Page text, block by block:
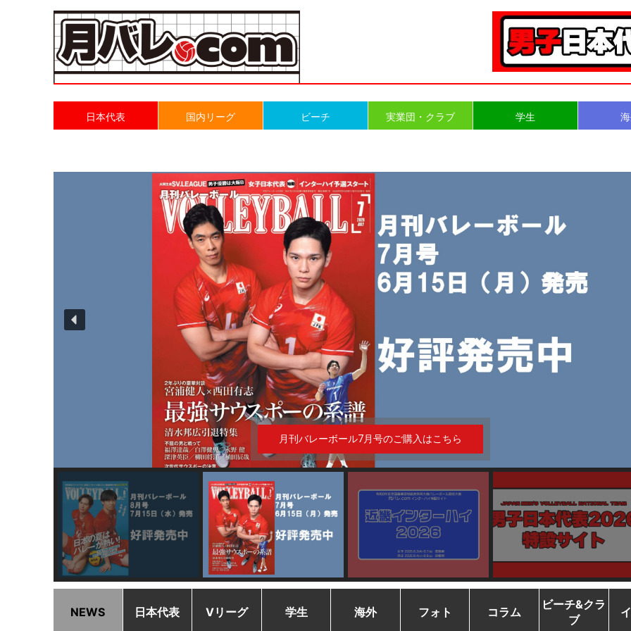
日本代表 国内リーグ ビーチ 実業団・クラブ 学生
インハイ特設サイト
NEWS 日本代表 Vリーグ 学生 海外 フォト コラム
ビーチ&クラ
ブ